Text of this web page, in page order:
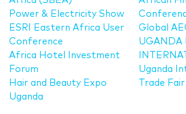
Power & Electricity Show
ESRI Eastern Africa User
Conference
Africa Hotel Investment
Forum
Hair and Beauty Expo
Uganda
Global
UGANDA
Uganda
Trade Fair